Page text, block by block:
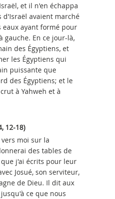
et il n'en échappa
d'Israël avaient marché
eaux ayant formé pour
En ce jour-là,
des Égyptiens, et
les Égyptiens qui
puissante que
des Égyptiens; et le
à Yahweh et à
12-18)
moi sur la
des tables de
j'ai écrits pour leur
Josué, son serviteur,
de Dieu. Il dit aux
ce que nous